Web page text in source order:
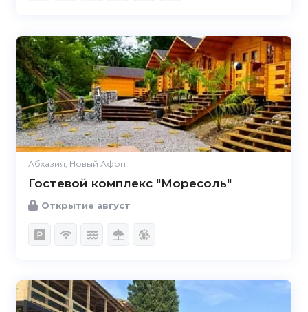
Абхазия, Новый Афон
Гостевой комплекс "Моресоль"
Открытие август